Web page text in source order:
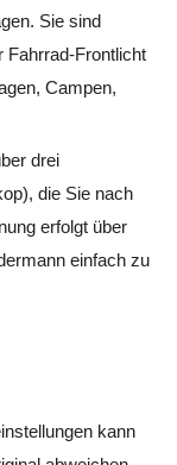
Sie sind
Fahrrad-Frontlicht
Campen,
drei
die Sie nach
erfolgt über
einfach zu
kann